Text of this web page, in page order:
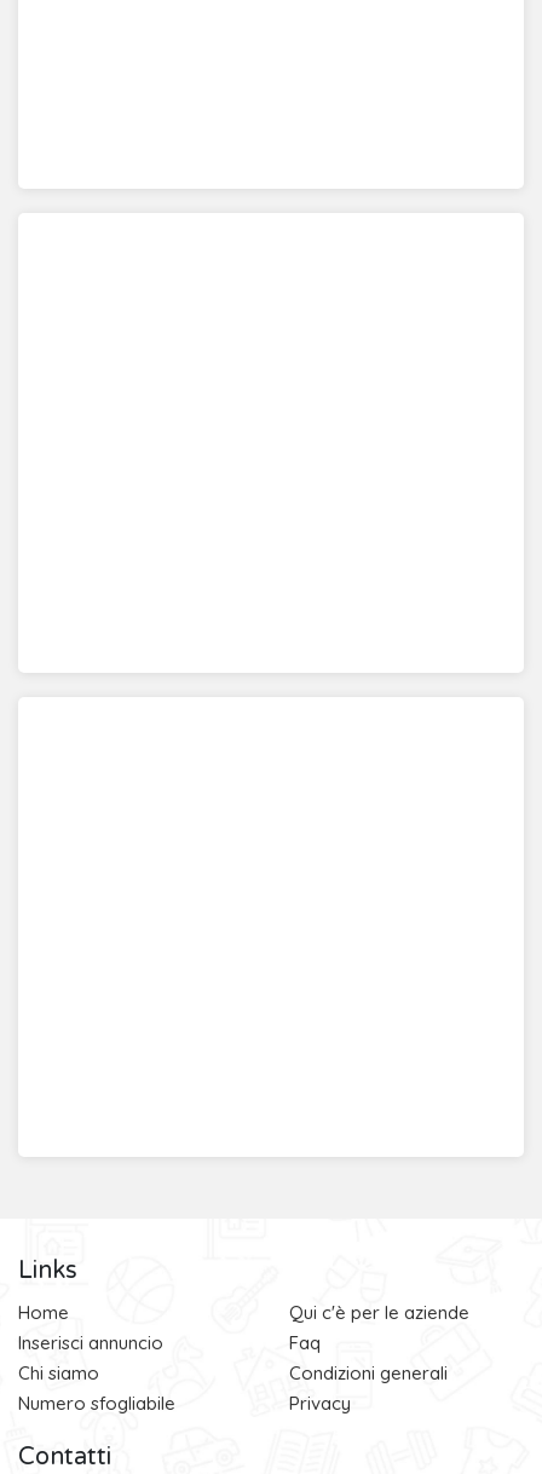
Links
Home
Inserisci annuncio
Chi siamo
Numero sfogliabile
Qui c'è per le aziende
Faq
Condizioni generali
Privacy
Contatti